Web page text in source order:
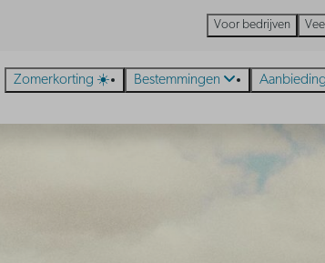
Voor bedrijven
Zomerkorting ☀️ Bestemmingen